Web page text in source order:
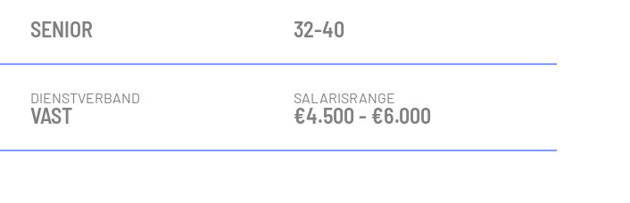
SENIOR 32-40
DIENSTVERBAND
VAST
SALARISRANGE
€4.500 - €6.000